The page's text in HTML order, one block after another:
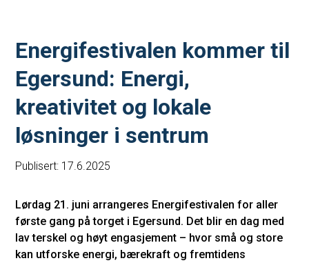
Energifestivalen kommer til
Egersund: Energi,
kreativitet og lokale
løsninger i sentrum
Publisert: 17.6.2025
Lørdag 21. juni arrangeres Energifestivalen for aller
første gang på torget i Egersund. Det blir en dag med
lav terskel og høyt engasjement – hvor små og store
kan utforske energi, bærekraft og fremtidens